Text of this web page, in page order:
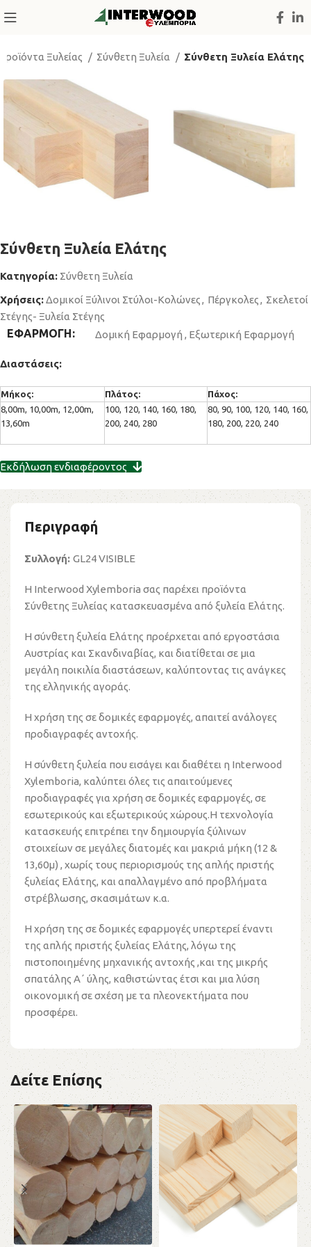
Ξυλείας Σύνθετη Ξυλεία Σύνθετη Ξυλεία Ελάτης
Σύνθετη Ξυλεία Ελάτης
Κατηγορία: Σύνθετη Ξυλεία
Χρήσεις:Δομικοί Ξύλινοι Στύλοι-Κολώνες, Πέργκολες, Σκελετοί
Στέγης- Ξυλεία Στέγης
ΕΦΑΡΜΟΓΗ Δομική Εφαρμογή , Εξωτερική Εφαρμογή
Διαστάσεις:
Μήκος:
8,00m, 10,00m, 12,00m,
13,60m
Πλάτος:
100, 120, 140, 160, 180,
200, 240, 280
Πάχος:
80, 90, 100, 120, 140, 160,
180, 200, 220, 240
Εκδήλωση ενδιαφέροντος
Περιγραφή
Συλλογή: GL24 VISIBLE
Η Interwood Xylemboria σας παρέχει προϊόντα
Σύνθετης Ξυλείας κατασκευασμένα από ξυλεία Ελάτης.
Η σύνθετη ξυλεία Ελάτης προέρχεται από εργοστάσια
Αυστρίας και Σκανδιναβίας, και διατίθεται σε μια
μεγάλη ποικιλία διαστάσεων, καλύπτοντας τις ανάγκες
της ελληνικής αγοράς.
Η χρήση της σε δομικές εφαρμογές, απαιτεί ανάλογες
προδιαγραφές αντοχής.
Η σύνθετη ξυλεία που εισάγει και διαθέτει η Interwood
Xylemboria, καλύπτει όλες τις απαιτούμενες
προδιαγραφές για χρήση σε δομικές εφαρμογές, σε
εσωτερικούς και εξωτερικούς χώρους.Η τεχνολογία
κατασκευής επιτρέπει την δημιουργία ξύλινων
στοιχείων σε μεγάλες διατομές και μακριά μήκη (12 &
13,60μ) , χωρίς τους περιορισμούς της απλής πριστής
ξυλείας Ελάτης, και απαλλαγμένο από προβλήματα
στρέβλωσης, σκασιμάτων κ.α.
Η χρήση της σε δομικές εφαρμογές υπερτερεί έναντι
της απλής πριστής ξυλείας Ελάτης, λόγω της
πιστοποιημένης μηχανικής αντοχής ,και της μικρής
σπατάλης Α΄ ύλης, καθιστώντας έτσι και μια λύση
οικονομική σε σχέση με τα πλεονεκτήματα που
προσφέρει.
Δείτε Επίσης